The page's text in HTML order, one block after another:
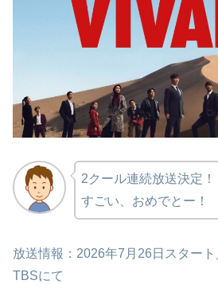
2クール連続放送決定！
すごい、おめでとー！
放送情報：2026年7月26日スター
TBSにて